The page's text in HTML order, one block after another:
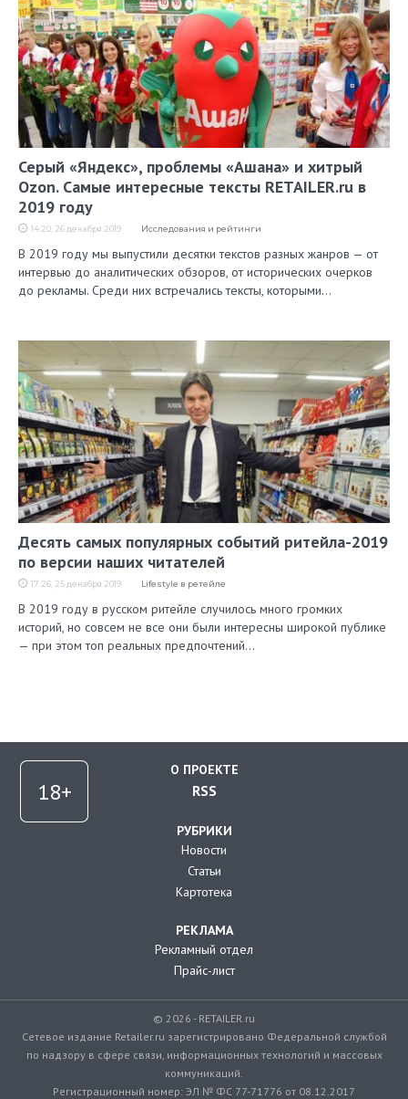
Серый «Яндекс», проблемы «Ашана» и хитрый
Ozon. Самые интересные тексты RETAILER.ru в
2019 году
14:20, 26 декабря 2019 Исследования и рейтинги
В 2019 году мы выпустили десятки текстов разных жанров — от
интервью до аналитических обзоров, от исторических очерков
до рекламы. Среди них встречались тексты, которыми…
Десять самых популярных событий ритейла-2019
по версии наших читателей
17:26, 25 декабря 2019 Lifestyle в ретейле
В 2019 году в русском ритейле случилось много громких
историй, но совсем не все они были интересны широкой публике
— при этом топ реальных предпочтений…
О ПРОЕКТЕ
RSS
РУБРИКИ
Новости
Статьи
Картотека
РЕКЛАМА
Рекламный отдел
Прайс-лист
© 2026 - RETAILER.ru
Сетевое издание Retailer.ru зарегистрировано Федеральной службой
по надзору в сфере связи, информационных технологий и массовых
коммуникаций.
Регистрационный номер: ЭЛ № ФС 77-71776 от 08.12.2017